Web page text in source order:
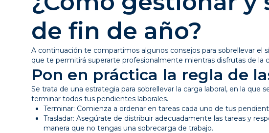
de fin de año?
A continuación te compartimos algunos consejos para sobrellevar el
que te permitirá superarte profesionalmente mientras disfrutas de la
Pon en práctica la regla de
Se trata de una estrategia para sobrellevar la carga laboral, en la
terminar todos tus pendientes laborales.
Terminar: Comienza a ordenar en tareas cada uno de tus
Trasladar: Asegúrate de distribuir adecuadamente las tareas y
manera que no tengas una sobrecarga de trabajo.